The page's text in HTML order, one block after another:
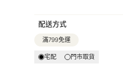
配送方式
滿799免運
宅配 門市取貨